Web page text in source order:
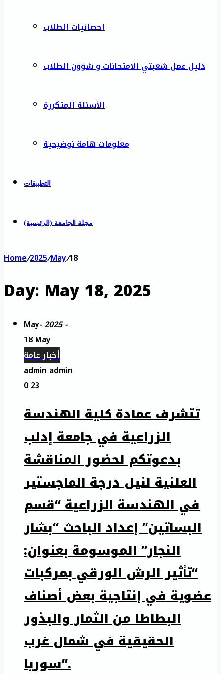
احصائيات الطلاب
دليل عمل شعبتي الامتحانات و شؤون الطلاب
الأسئلة المتكررة
معلومات هامة توضيحية
التطبيقات
مجلة الجامعة (الرئيسية)
Home/2025/May/18
Day: May 18, 2025
May- 2025 -
18 May
أخبار عامة
admin admin
023
تتشرف عمادة كلية الهندسة
الزراعية في جامعة إدلب
بدعوتكم لحضور المناقشة
العلنية لنيل درجة الماجستير
في الهندسة الزراعية “قسم
البساتين” إعداد الباحث “بشار
النجار” الموسومة بعنوان:
“تأثير الرش الورقي بمركبات
عضوية في إنتاجية بعض أصناف
البطاطا من الثمار والبذور
الحقيقية في شمال غرب
سوريا”.